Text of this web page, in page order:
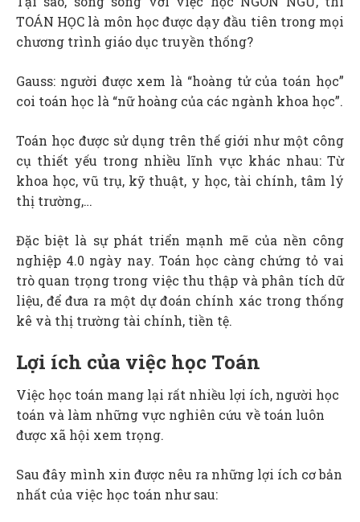
TOÁN HỌC là môn học được dạy đầu tiên trong mọi
chương trình giáo dục truyền thống?
Gauss: người được xem là “hoàng tử của toán học”
coi toán học là “nữ hoàng của các ngành khoa học”.
Toán học được sử dụng trên thế giới như một công
cụ thiết yếu trong nhiều lĩnh vực khác nhau: Từ
khoa học, vũ trụ, kỹ thuật, y học, tài chính, tâm lý
thị trường,…
Đặc biệt là sự phát triển mạnh mẽ của nền công
nghiệp 4.0 ngày nay. Toán học càng chứng tỏ vai
trò quan trọng trong việc thu thập và phân tích dữ
liệu, để đưa ra một dự đoán chính xác trong thống
kê và thị trường tài chính, tiền tệ.
Lợi ích của việc học Toán
Việc học toán mang lại rất nhiều lợi ích, người học
toán và làm những vực nghiên cứu về toán luôn
được xã hội xem trọng.
Sau đây mình xin được nêu ra những lợi ích cơ bản
nhất của việc học toán như sau: